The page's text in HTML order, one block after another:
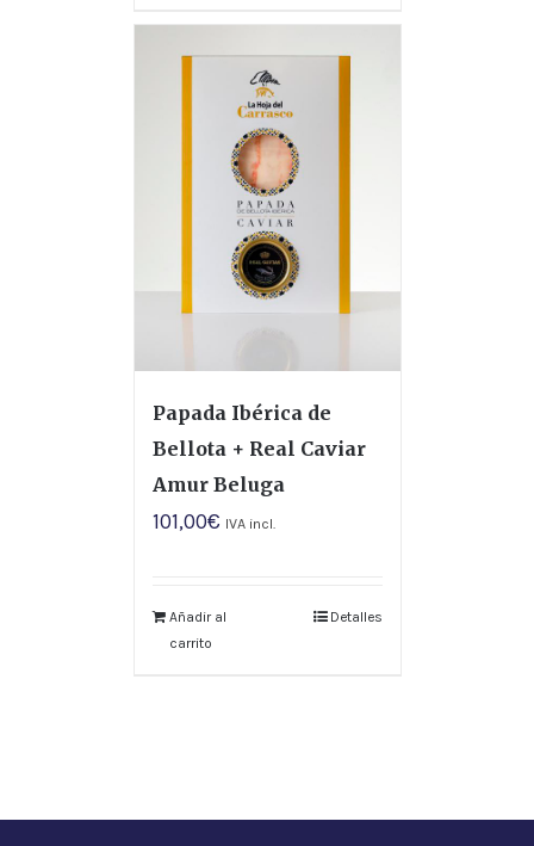
Papada Ibérica de
Bellota + Real Caviar
Amur Beluga
101,00€ IVA incl.
Añadir al
carrito
Detalles